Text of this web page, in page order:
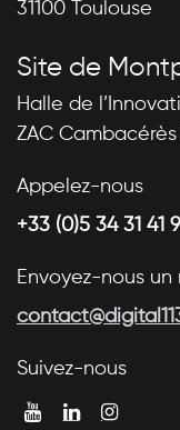
31100 Toulouse
Site de
Halle de
ZAC
Appelez-nous
+33 (0)5 34 31 41
Envoyez-nous un
Suivez-nous